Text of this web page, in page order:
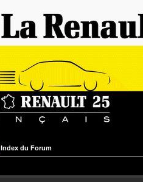
Index du Forum